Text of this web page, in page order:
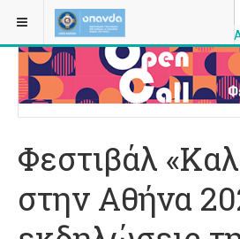
ΒΡΊΣΚΕΣΤΕ ΕΔΏ: ΑΡΧΙΚΉ
Φεστιβάλ
στην Αθήνα